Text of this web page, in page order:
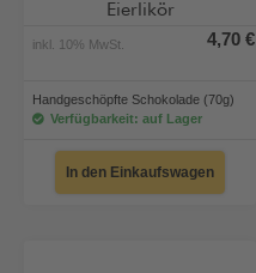
Eierlikör
inkl. 10% MwSt. 4,70 €
Handgeschöpfte Schokolade (70g)
Verfügbarkeit: auf Lager
In den Einkaufswagen